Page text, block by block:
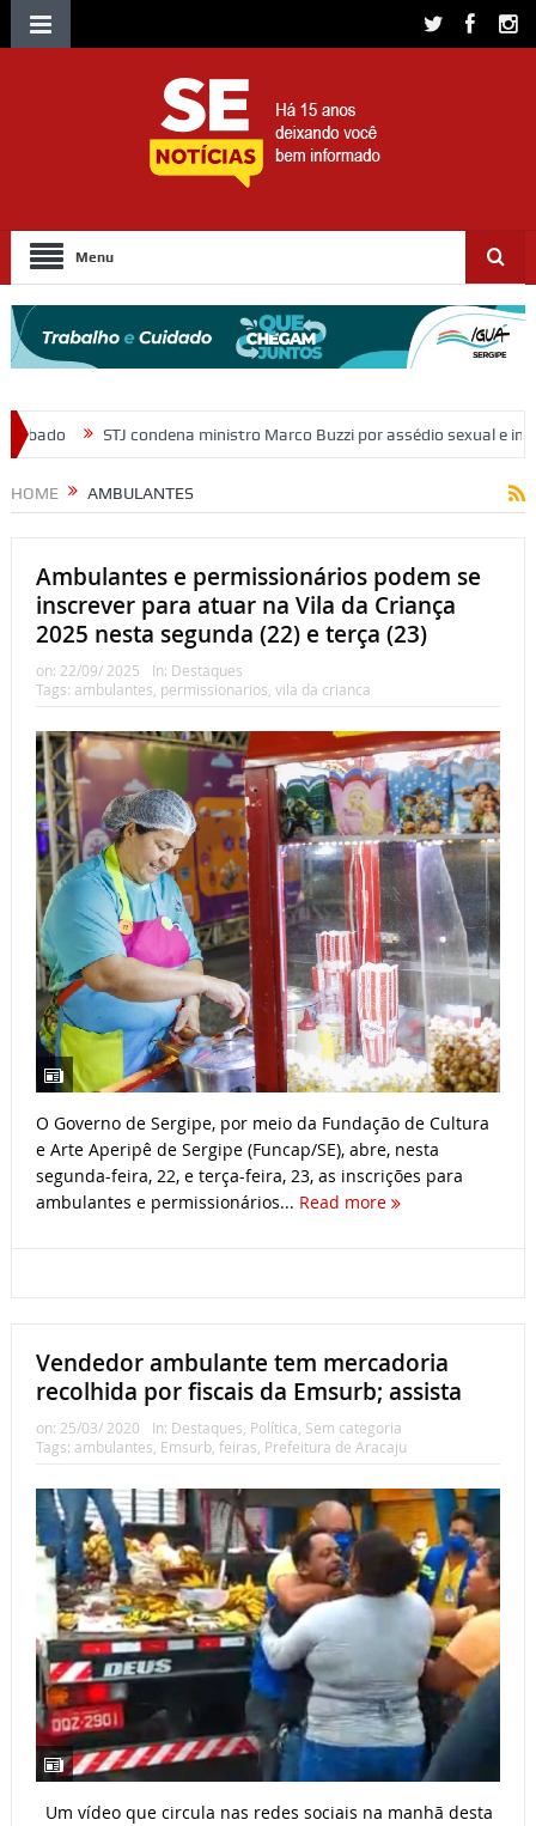
Menu
Marco Buzzi por assédio sexual e importunação Moradores
HOME AMBULANTES
Ambulantes e permissionários podem se
inscrever para atuar na Vila da Criança
2025 nesta segunda (22) e terça (23)
on: 22/09/ 2025 In: Destaques
Tags: ambulantes, permissionarios, vila da crianca
O Governo de Sergipe, por meio da Fundação de Cultura
e Arte Aperipê de Sergipe (Funcap/SE), abre, nesta
segunda-feira, 22, e terça-feira, 23, as inscrições para
ambulantes e permissionários... Read more
Vendedor ambulante tem mercadoria
recolhida por fiscais da Emsurb; assista
on: 25/03/ 2020 In: Destaques Política Sem categoria
Tags: ambulantes Emsurb, feiras Prefeitura de Aracaju
Um vídeo que circula nas redes sociais na manhã desta